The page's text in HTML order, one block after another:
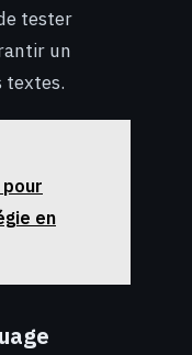
tester
un
textes.
en